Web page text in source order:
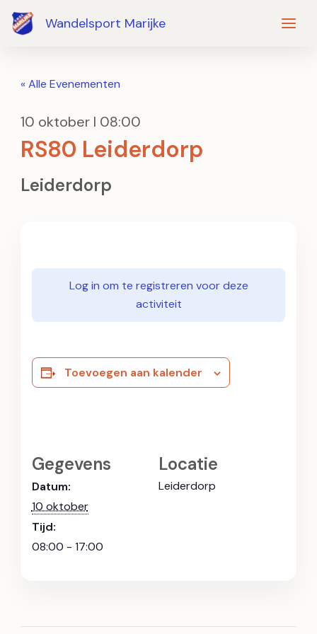
naar
Wandelsport Marijke
« Alle Evenementen
10 oktober I 08:00
RS80 Leiderdorp
Leiderdorp
Log in om te registreren voor deze
activiteit
Toevoegen aan kalender
Gegevens
Datum:
10 oktober
Tijd:
08:00 - 17:00
Locatie
Leiderdorp